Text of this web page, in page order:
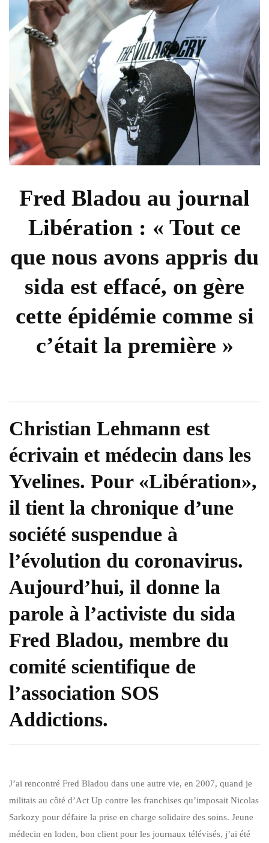
Fred Bladou au journal
Libération : « Tout ce
que nous avons appris du
sida est effacé, on gère
cette épidémie comme si
c’était la première »
Christian Lehmann est
écrivain et médecin dans les
Yvelines. Pour «Libération»,
il tient la chronique d’une
société suspendue à
l’évolution du coronavirus.
Aujourd’hui, il donne la
parole à l’activiste du sida
Fred Bladou, membre du
comité scientifique de
l’association SOS
Addictions.
J’ai rencontré Fred Bladou dans une autre vie, en 2007, quand je
militais au côté d’Act Up contre les franchises qu’imposait Nicolas
Sarkozy pour défaire la prise en charge solidaire des soins. Jeune
médecin en loden, bon client pour les journaux télévisés, j’ai été